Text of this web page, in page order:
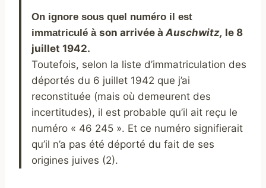
On ignore sous quel numéro il est
immatriculé à son arrivée à Auschwitz, le 8
juillet 1942.
Toutefois, selon la liste d’immatriculation des
déportés du 6 juillet 1942 que j’ai
reconstituée (mais où demeurent des
incertitudes), il est probable qu’il ait reçu le
numéro « 46 245 ». Et ce numéro signifierait
qu’il n’a pas été déporté du fait de ses
origines juives (2).